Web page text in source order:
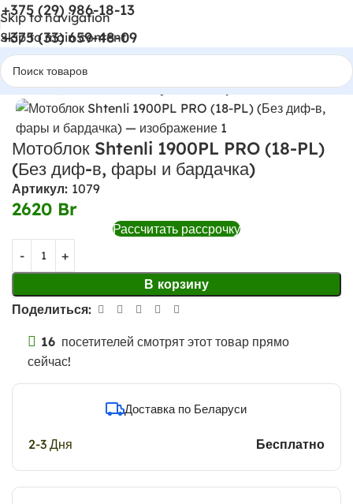
Skip to navigation
Skip to main content
+375 (29) 986-18-13
+375 (33) 659-48-09
Главная Мотоблоки и культиваторы
Мотоблок Shtenli 1900PL PRO (18-PL)
(Без диф-в, фары и бардачка)
Артикул: 1079
2620 Br
Рассчитать рассрочку
В корзину
Поделиться:
16 посетителей смотрят этот товар прямо
сейчас!
Доставка по Беларуси
2-3 Дня Бесплатно